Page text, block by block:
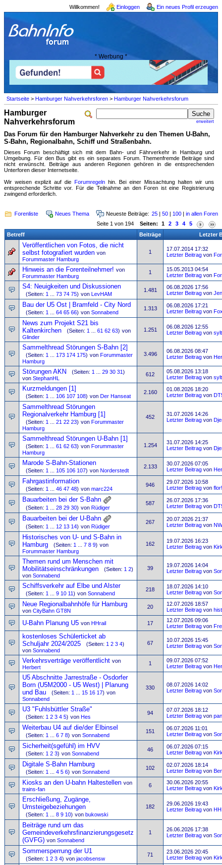
Willkommen! Einloggen Ein neues Profil erzeugen
* Werbung *
Startseite > Hamburger Nahverkehrsforen > Hamburger Nahverkehrsforum
erweitert
Hamburger
Nahverkehrsforum
Das Forum für den Hamburger Nahverkehr zu den Themen U-Bahn,
S-Bahn, Regionalbahn, Schiff und Straßenbahn.
Dieses Forum beschäftigt sich mit dem Bahn- und Fährverkehr in Hamburg und
Umgebung. Für den Bus gibt es ein separates Forum. Themenfremde Beiträge sind
nicht erwünscht. Beiträge aus anderen Regionen gehören in die entsprechenden
Unterforen dieser Internetseite.
Wir weisen explizit auf die Forumregelnhin. Bei einer Missachtung halten wir uns
entsprechende Schritte vor. Für die Teilnahme an den Foren ist eine Registrierung
zwingend erforderlich.
Forenliste Neues Thema Neueste Beiträge: 25 | 50 | 100 | in allen Foren
Seite 1 von 194 Seiten: 1 2 3 4
5
Betreff
Beiträge Letzter
Veröffentlichen von Fotos, die nicht
selbst fotografiert wurden von
Forummaster Hamburg
1
17.07.2014 17:32
Letzter Beitrag von
Hinweis an die Forenteilnehmer! von
Forummaster Hamburg
1
15.05.2013 04:54
Letzter Beitrag von
S4: Neuigkeiten und Diskussionen
(Seiten: 1 73 74 75) von LevHAM
1.481
06.08.2026 17:56
Letzter Beitrag von
Bau der U5 Ost | Bramfeld - City Nord
(Seiten: 1 64 65 66) von Sonnabend
1.313
06.08.2026 17:21
Letzter Beitrag von
News zum Projekt S21 bis
Kaltenkirchen
(Seiten: 1 61 62 63) von
Glinder
1.251
06.08.2026 12:55
Letzter Beitrag von
Sammelthread Störungen S-Bahn [2]
(Seiten: 1 173 174 175) von Forummaster
Hamburg
3.496
06.08.2026 08:47
Letzter Beitrag von
Störungen AKN (Seiten: 1 29 30 31)
von StephanHL
612
05.08.2026 13:18
Letzter Beitrag von
Kurzmeldungen [1]
(Seiten: 1 106 107 108) von Der Hanseat
2.160
01.08.2026 18:20
Letzter Beitrag von
Sammelthread Störungen
Regionalverkehr Hamburg [1]
(Seiten: 1 21 22 23) von Forummaster
Hamburg
452
31.07.2026 14:26
Letzter Beitrag von
Sammelthread Störungen U-Bahn [1]
(Seiten: 1 61 62 63) von Forummaster
Hamburg
1.254
31.07.2026 14:25
Letzter Beitrag von
Marode S-Bahn-Stationen
(Seiten: 1 105 106 107) von Norderstedt
2.133
30.07.2026 07:05
Letzter Beitrag von
Fahrgastinformation
(Seiten: 1 46 47 48) von marc224
946
29.07.2026 10:58
Letzter Beitrag von
Bauarbeiten bei der S-Bahn
(Seiten: 1 28 29 30) von Rüdiger
587
26.07.2026 17:36
Letzter Beitrag von
Bauarbeiten bei der U-Bahn
(Seiten: 1 12 13 14) von Rüdiger
267
20.07.2026 21:37
Letzter Beitrag von
Historisches von U- und S-Bahn in
Hamburg
(Seiten: 1 7 8 9) von
Forummaster Hamburg
162
19.07.2026 16:23
Letzter Beitrag von
Themen rund um Menschen mit
Mobilitätseinschränkungen
(Seiten: 1 2)
von Sonnabend
39
19.07.2026 14:04
Letzter Beitrag von
Schiffsverkehr auf Elbe und Alster
(Seiten: 1 9 10 11) von Sonnabend
218
18.07.2026 14:10
Letzter Beitrag von
Neue Regionalbahnhöfe für Hamburg
von CityBahn GT8N
20
12.07.2026 18:57
Letzter Beitrag von
U-Bahn Planung U5 von HHrail 17
12.07.2026 09:06
Letzter Beitrag von
kostenloses Schülerticket ab
Schuljahr 2024/2025
(Seiten: 1 2 3 4)
von Sonnabend
67
10.07.2026 15:45
Letzter Beitrag von
Verkehrsverträge veröffentlicht von
Herbert
1
09.07.2026 07:52
Letzter Beitrag von
U5 Abschnitte Jarrestraße - Osdorfer
Born (U5M2000 - U5 West) | Planung
und Bau
(Seiten: 1 15 16 17) von
Sonnabend
330
08.07.2026 14:02
Letzter Beitrag von
U3 "Fuhlsbüttler Straße"
(Seiten: 1 2 3 4 5) von Hes
94
07.07.2026 18:12
Letzter Beitrag von
Weiterbau U4 auf die/der Elbinsel
(Seiten: 1 6 7 8) von Sonnabend
151
06.07.2026 11:01
Letzter Beitrag von
Sicherheit(sgefühl) im HVV
(Seiten: 1 2 3) von Sonnabend
46
06.07.2026 07:15
Letzter Beitrag von
Digitale S-Bahn Hamburg
(Seiten: 1 4 5 6) von Sonnabend
102
02.07.2026 18:14
Letzter Beitrag von
Kiosks an den U-bahn Haltestellen von
trains-fan
6
30.06.2026 20:55
Letzter Beitrag von
Erschließung, Zugänge,
Umsteigebeziehungen
(Seiten: 1 8 9 10) von bukowski
182
29.06.2026 19:43
Letzter Beitrag von
Beiträge rund um das
Gemeindeverkehrsfinanzierungsgesetz
(GVFG) von Sonnabend
1
26.06.2026 17:38
Letzter Beitrag von
Sommersperrung der U1
(Seiten: 1 2 3 4) von jacobsensw
71
23.06.2026 20:45
Letzter Beitrag von